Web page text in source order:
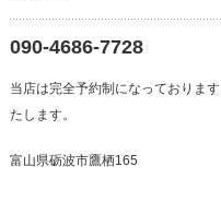
090-4686-7728
当店は完全予約制になっておりま
たします。
富山県砺波市鷹栖165